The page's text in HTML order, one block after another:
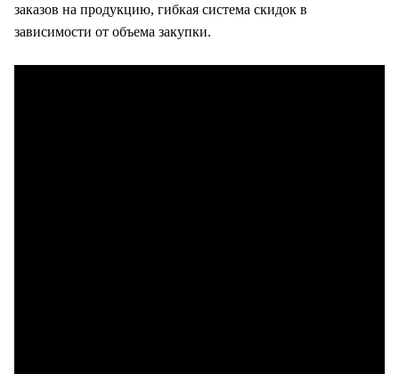
заказов на продукцию, гибкая система скидок в
зависимости от объема закупки.